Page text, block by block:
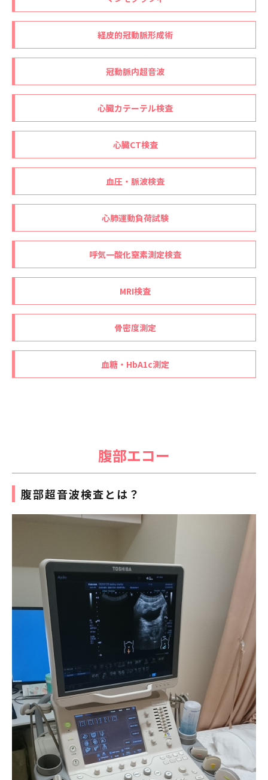
経皮的冠動脈形成術
冠動脈内超音波
心臓カテーテル検査
心臓CT検査
血圧・脈波検査
心肺運動負荷試験
呼気一酸化窒素測定検査
MRI検査
骨密度測定
血糖・HbA1c測定
腹部エコー
腹部超音波検査とは？